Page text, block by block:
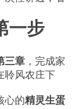
一步
三章 ，完成家
聆风农庄下
心的精灵生蛋